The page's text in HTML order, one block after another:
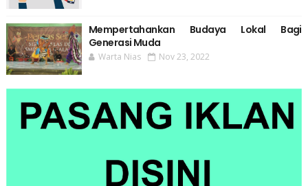
Mempertahankan Budaya Lokal Bagi
Generasi Muda
Warta Nias Nov 23, 2022